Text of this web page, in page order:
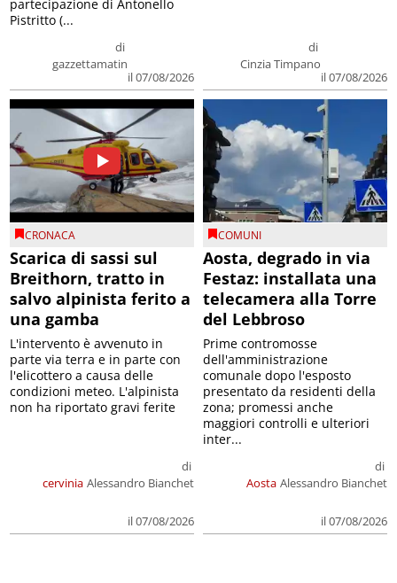
di
gazzettamatin
il 07/08/2026
partecipazione di Antonello
Pistritto (...
di
Cinzia Timpano
il 07/08/2026
CRONACA
Scarica di sassi sul
Breithorn, tratto in
salvo alpinista ferito a
una gamba
cervinia
di
Alessandro Bianchet
il 07/08/2026
L'intervento è avvenuto in
parte via terra e in parte con
l'elicottero a causa delle
condizioni meteo. L'alpinista
non ha riportato gravi ferite
COMUNI
Aosta, degrado in via
Festaz: installata una
telecamera alla Torre
del Lebbroso
Aosta
di
Alessandro Bianchet
il 07/08/2026
Prime contromosse
dell'amministrazione
comunale dopo l'esposto
presentato da residenti della
zona; promessi anche
maggiori controlli e ulteriori
inter...